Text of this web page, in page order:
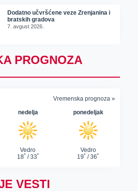
Dodatno učvršćene veze Zrenjanina i
bratskih gradova
7. avgust 2026.
PROGNOZA
VESTI